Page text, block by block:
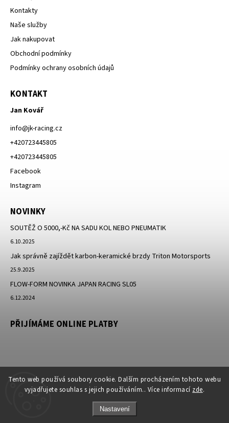
Tento web používá soubory cookie. Dalším procházením tohoto webu
vyjadřujete souhlas s jejich používáním.. Více informací zde.
Nastavení
Kontakty
Naše služby
Jak nakupovat
Obchodní podmínky
Podmínky ochrany osobních údajů
KONTAKT
Jan Kovář
info@jk-racing.cz
+420723445805
+420723445805
Facebook
Instagram
NOVINKY
SOUTĚŽ O 5000,-Kč NA SADU KOL NEBO PNEUMATIK
6.10.2025
Jak správně zajíždět karbon-keramické brzdy Triton Motorsports
25.9.2025
FLOW-FORM NOVINKA JAPAN RACING SL05
6.12.2024
PŘIJÍMÁME ONLINE PLATBY